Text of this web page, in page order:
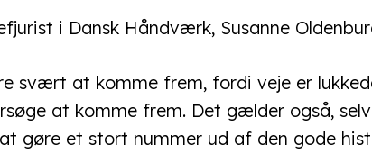
i Dansk Håndværk, Susanne
svært at komme frem, fordi veje er
at komme frem. Det gælder også,
gøre et stort nummer ud af den gode